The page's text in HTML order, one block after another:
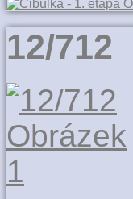
12/712